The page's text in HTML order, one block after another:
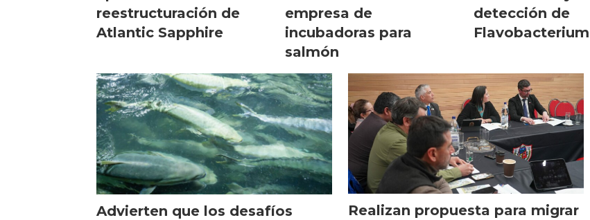
reestructuración de
Atlantic Sapphire
empresa de
incubadoras para
salmón
detección de
Flavobacterium
Advierten que los desafíos
Realizan propuesta para migrar